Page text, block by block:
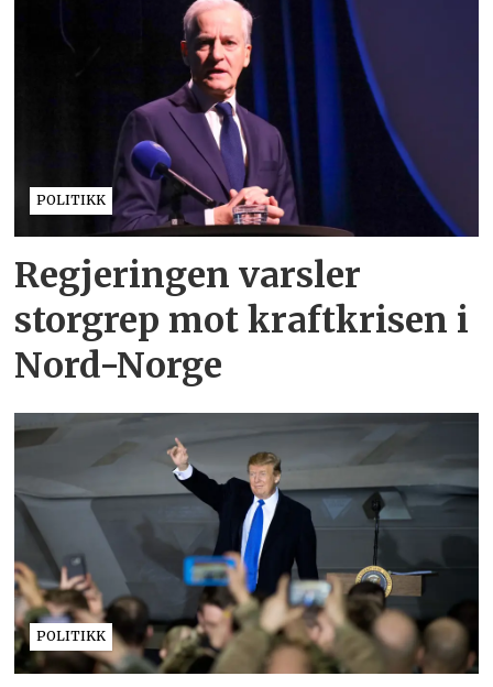
POLITIKK
Regjeringen varsler
storgrep mot kraftkrisen i
Nord-Norge
POLITIKK